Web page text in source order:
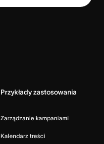
Przykłady zastosowania
Zarządzanie kampaniami
Kalendarz treści